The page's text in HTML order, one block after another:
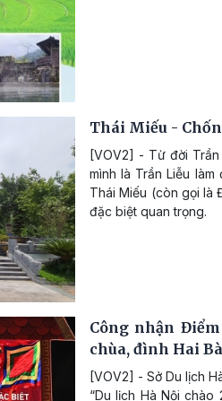
Thái Miếu -
[VOV2] - Từ đời
mình là Trần Liễu
Thái Miếu (còn gọi là
đặc biệt quan trọng.
Công nhận
chùa, đình Hai
[VOV2] - Sở Du lịch
“Du lịch Hà Nội